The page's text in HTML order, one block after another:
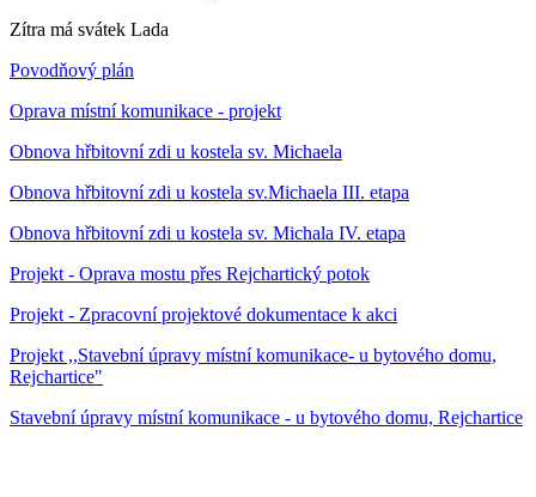
Zítra má svátek Lada
Povodňový plán
Oprava místní komunikace - projekt
Obnova hřbitovní zdi u kostela sv. Michaela
Obnova hřbitovní zdi u kostela sv.Michaela III. etapa
Obnova hřbitovní zdi u kostela sv. Michala IV. etapa
Projekt - Oprava mostu přes Rejchartický potok
Projekt - Zpracovní projektové dokumentace k akci
Projekt ,,Stavební úpravy místní komunikace- u bytového domu,
Rejchartice"
Stavební úpravy místní komunikace - u bytového domu, Rejchartice